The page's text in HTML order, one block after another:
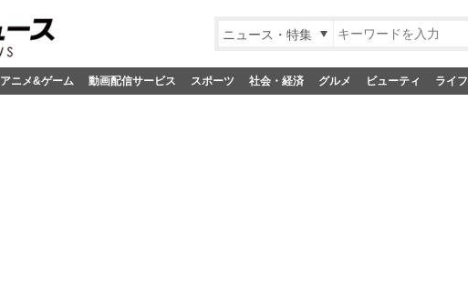
ニュース・特集
アニメ&ゲーム 動画配信サービス スポーツ 社会・経済 グルメ ビューティ ライフ